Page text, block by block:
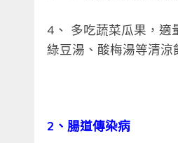
4、 多吃蔬菜瓜果，適
綠豆湯、酸梅湯等清涼
2 、腸道傳染病